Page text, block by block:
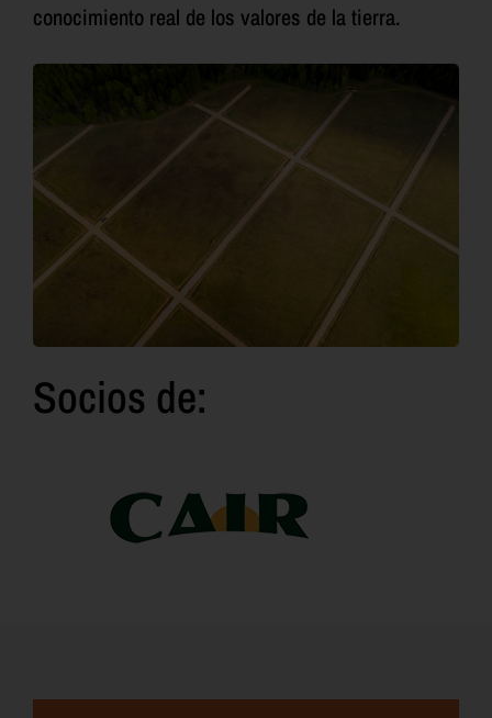
conocimiento real de los valores de la tierra.
Socios de: